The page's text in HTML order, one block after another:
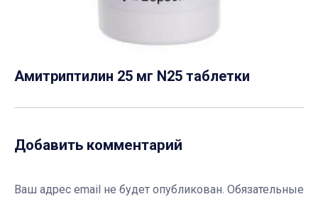
Амитриптилин 25 мг N25 таблетки
Добавить комментарий
Ваш адрес email не будет опубликован. Обязательные